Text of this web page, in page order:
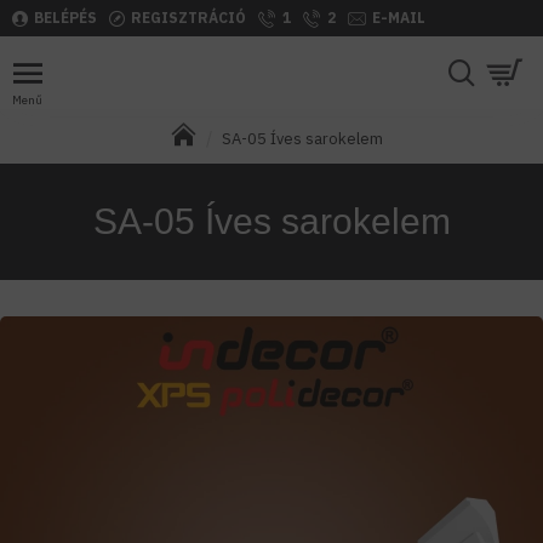
BELÉPÉS REGISZTRÁCIÓ 1 2 E-MAIL
SA-05 Íves sarokelem
SA-05 Íves sarokelem